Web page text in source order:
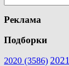
Реклама
Подборки
2020 (3586) 2021